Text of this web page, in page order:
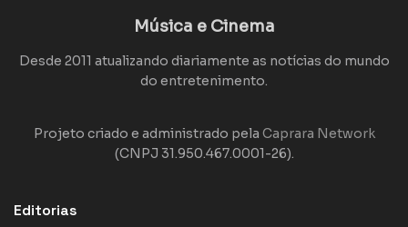
Música e Cinema
Desde 2011 atualizando diariamente as notícias do mundo
do entretenimento.
Projeto criado e administrado pela Caprara Network
(CNPJ 31.950.467.0001-26).
Editorias